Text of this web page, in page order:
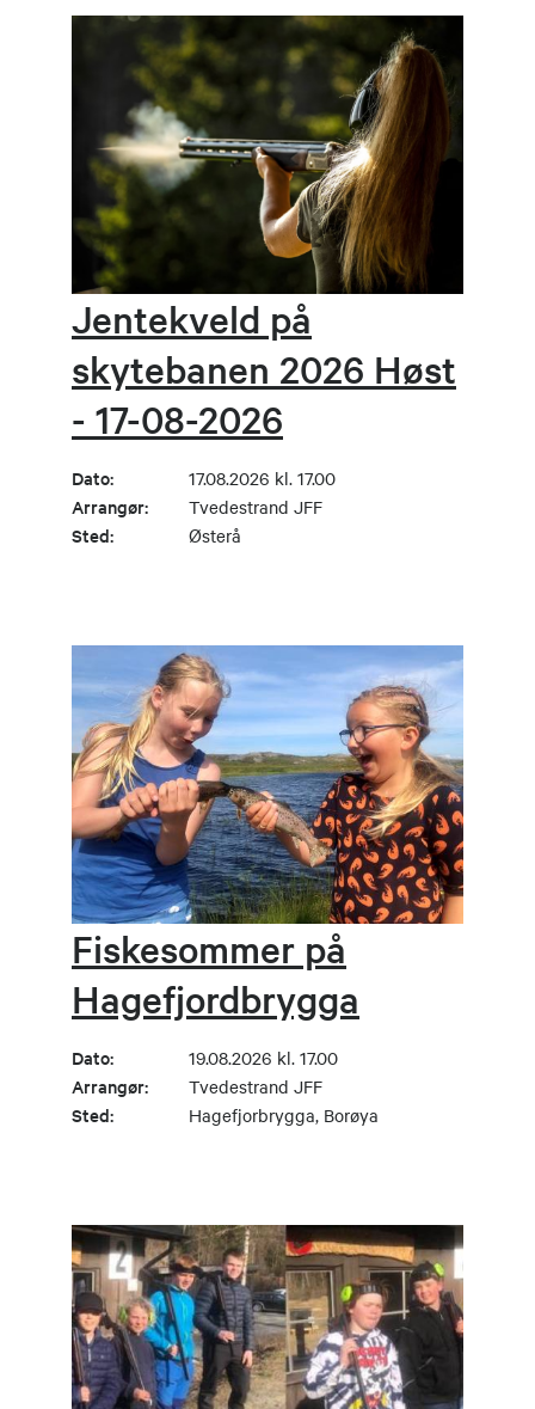
Jentekveld på
skytebanen 2026 Høst
- 17-08-2026
Dato: 17.08.2026 kl. 17.00
Arrangør: Tvedestrand JFF
Sted: Østerå
Fiskesommer på
Hagefjordbrygga
Dato: 19.08.2026 kl. 17.00
Arrangør: Tvedestrand JFF
Sted: Hagefjorbrygga, Borøya